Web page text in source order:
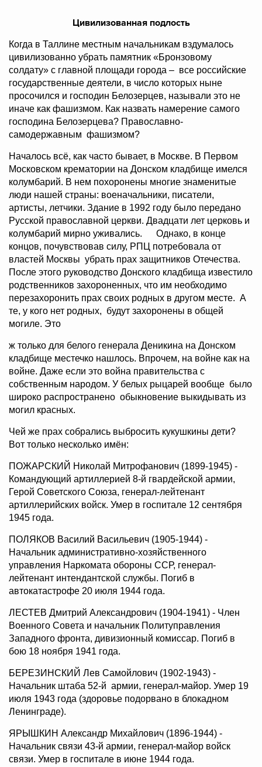
Цивилизованная подлость
Когда в Таллине местным начальникам вздумалось
цивилизованно убрать памятник «Бронзовому
солдату» с главной площади города – все российские
государственные деятели, в число которых ныне
просочился и господин Белозерцев, называли это не
иначе как фашизмом. Как назвать намерение самого
господина Белозерцева? Православно-
самодержавным фашизмом?
Началось всё, как часто бывает, в Москве. В Первом
Московском крематории на Донском кладбище имелся
колумбарий. В нем похоронены многие знаменитые
люди нашей страны: военачальники, писатели,
артисты, летчики. Здание в 1992 году было передано
Русской православной церкви. Двадцати лет церковь и
колумбарий мирно уживались. Однако, в конце
концов, почувствовав силу, РПЦ потребовала от
властей Москвы убрать прах защитников Отечества.
После этого руководство Донского кладбища известило
родственников захороненных, что им необходимо
перезахоронить прах своих родных в другом месте. А
те, у кого нет родных, будут захоронены в общей
могиле. Это
ж только для белого генерала Деникина на Донском
кладбище местечко нашлось. Впрочем, на войне как на
войне. Даже если это война правительства с
собственным народом. У белых рыцарей вообще было
широко распространено обыкновение выкидывать из
могил красных.
Чей же прах собрались выбросить кукушкины дети?
Вот только несколько имён:
ПОЖАРСКИЙ Николай Митрофанович (1899-1945) -
Командующий артиллерией 8-й гвардейской армии,
Герой Советского Союза, генерал-лейтенант
артиллерийских войск. Умер в госпитале 12 сентября
1945 года.
ПОЛЯКОВ Василий Васильевич (1905-1944) -
Начальник административно-хозяйственного
управления Наркомата обороны ССР, генерал-
лейтенант интендантской службы. Погиб в
автокатастрофе 20 июля 1944 года.
ЛЕСТЕВ Дмитрий Александрович (1904-1941) - Член
Военного Совета и начальник Политуправления
Западного фронта, дивизионный комиссар. Погиб в
бою 18 ноября 1941 года.
БЕРЕЗИНСКИЙ Лев Самойлович (1902-1943) -
Начальник штаба 52-й армии, генерал-майор. Умер 19
июля 1943 года (здоровье подорвано в блокадном
Ленинграде).
ЯРЫШКИН Александр Михайлович (1896-1944) -
Начальник связи 43-й армии, генерал-майор войск
связи. Умер в госпитале в июне 1944 года.